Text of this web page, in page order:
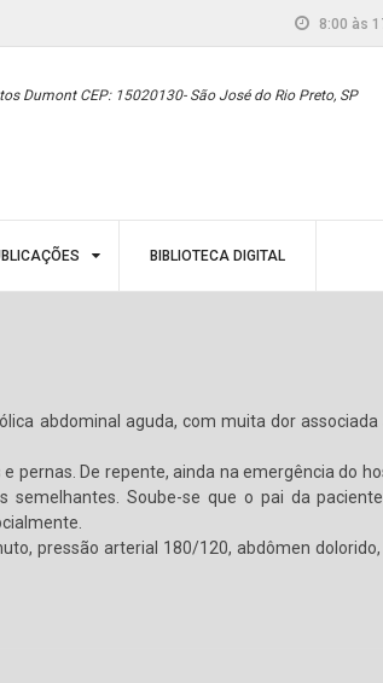
8:00 às
Dumont CEP: 15020130- São José do Rio Preto, SP
BIBLIOTECA DIGITAL
abdominal aguda, com muita dor
De repente, ainda na emergência do
Soube-se que o pai da
pressão arterial 180/120, abdômen